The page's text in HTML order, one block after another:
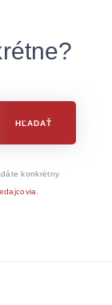
HĽADAŤ
konkrétny